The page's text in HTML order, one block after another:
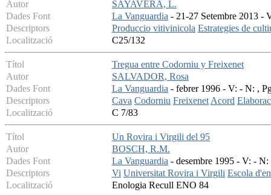
Autor
SAYAVERA, L.
Dades Font
La Vanguardia - 21-27 Setembre 2013 -
Descriptors
Produccio vitivinicola Estrategies de
Localització
C25/132
Títol
Tregua entre Codorniu y Freixenet
Autor
SALVADOR, Rosa
Dades Font
La Vanguardia - febrer 1996 - V: - N: ,
Descriptors
Cava Codorniu FreixenetAcord
Localització
C 7/83
Títol
Un Rovira i Virgili del 95
Autor
BOSCH, R.M.
Dades Font
La Vanguardia - desembre 1995 - V: - N:
Descriptors
Vi Universitat Rovira i Virgili Escola
Localització
Enologia Recull ENO 84